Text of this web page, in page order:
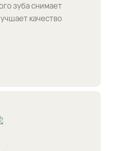
зуба снимает
качество